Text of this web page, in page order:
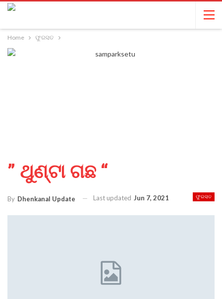
Home ଫୁରସତ
” ଥୁଣ୍ଟା ଗଛ “
ଫୁରସତ
By Dhenkanal Update Last updated Jun 7, 2021